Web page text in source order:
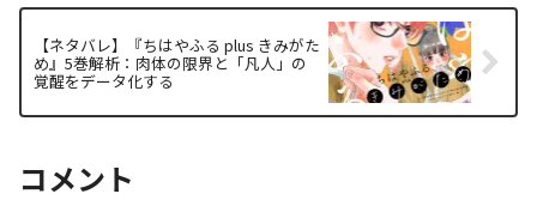
【ネタバレ】『ちはやふる plus きみがた
め』5巻解析：肉体の限界と「凡人」の
覚醒をデータ化する
コメント